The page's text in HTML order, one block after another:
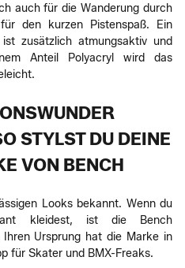
auch für die Wanderung durch
den kurzen Pistenspaß. Ein
zusätzlich atmungsaktiv und
Anteil Polyacryl wird das
STYLST DU DEINE
VON BENCH
Looks bekannt. Wenn du
kleidest, ist die Bench
Ursprung hat die Marke in
für Skater und BMX-Freaks.